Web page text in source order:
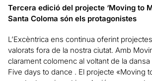
Tercera edició del projecte ‘Moving to
Santa Coloma són els protagonistes
L’Excèntrica ens continua oferint
valorats fora de la nostra ciutat. Amb
clarament colomenc al voltant de la
Five days to dance . El projecte «Moving